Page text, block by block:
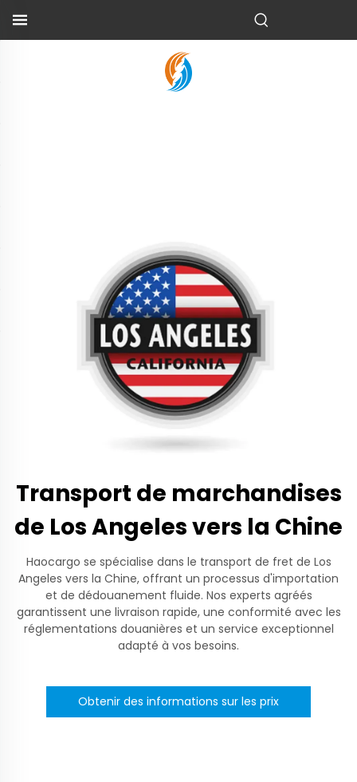
Transport de marchandises
de Los Angeles vers la Chine
Haocargo se spécialise dans le transport de fret de Los
Angeles vers la Chine, offrant un processus d'importation
et de dédouanement fluide. Nos experts agréés
garantissent une livraison rapide, une conformité avec les
réglementations douanières et un service exceptionnel
adapté à vos besoins.
Obtenir des informations sur les prix